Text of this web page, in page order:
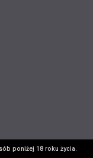
poniżej 18 roku życia.